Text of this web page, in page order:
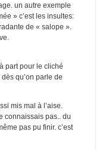
un autre exemple
» c’est les insultes:
de « salope ».
part pour le cliché
qu’on parle de
mis mal à l’aise.
connaissais pas.. du
pas pu finir. c’est